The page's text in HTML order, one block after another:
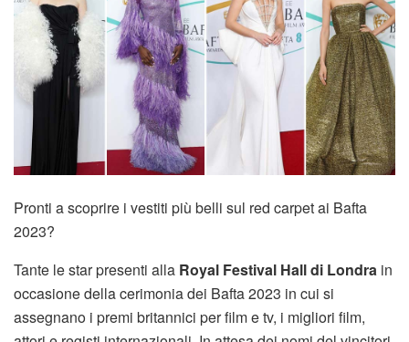
Pronti a scoprire i vestiti più belli sul red carpet ai Bafta
2023?
Tante le star presenti alla Royal Festival Hall di Londra in
occasione della cerimonia dei Bafta 2023 in cui si
assegnano i premi britannici per film e tv, i migliori film,